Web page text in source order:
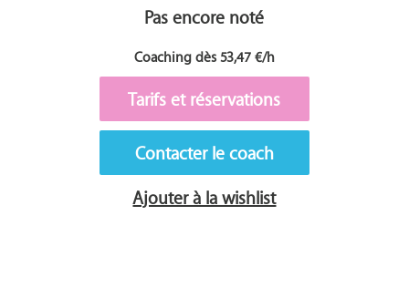
Pas encore noté
Coaching dès 53,47 €/h
Tarifs et réservations
Contacter le coach
Ajouter à la wishlist